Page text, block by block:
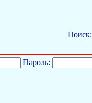
Поиск:
Пароль: